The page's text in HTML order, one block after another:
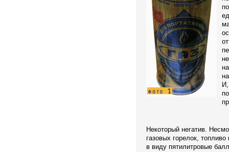
Некоторый негатив.
газовых горелок,
в виду пятилитровые